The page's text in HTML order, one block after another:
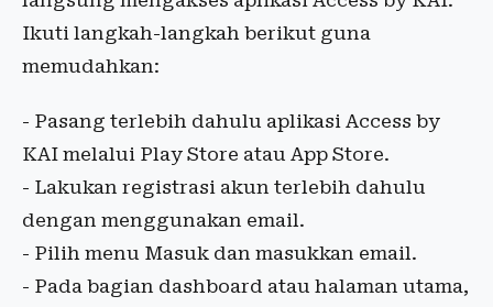
Ikuti langkah-langkah berikut guna
memudahkan:
- Pasang terlebih dahulu aplikasi Access by
KAI melalui Play Store atau App Store.
- Lakukan registrasi akun terlebih dahulu
dengan menggunakan email.
- Pilih menu Masuk dan masukkan email.
- Pada bagian dashboard atau halaman utama,